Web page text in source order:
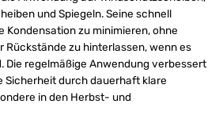
und Spiegeln. Seine schnell
Kondensation zu minimieren, ohne
Rückstände zu hinterlassen, wenn es
Die regelmäßige Anwendung verbessert
Sicherheit durch dauerhaft klare
in den Herbst- und